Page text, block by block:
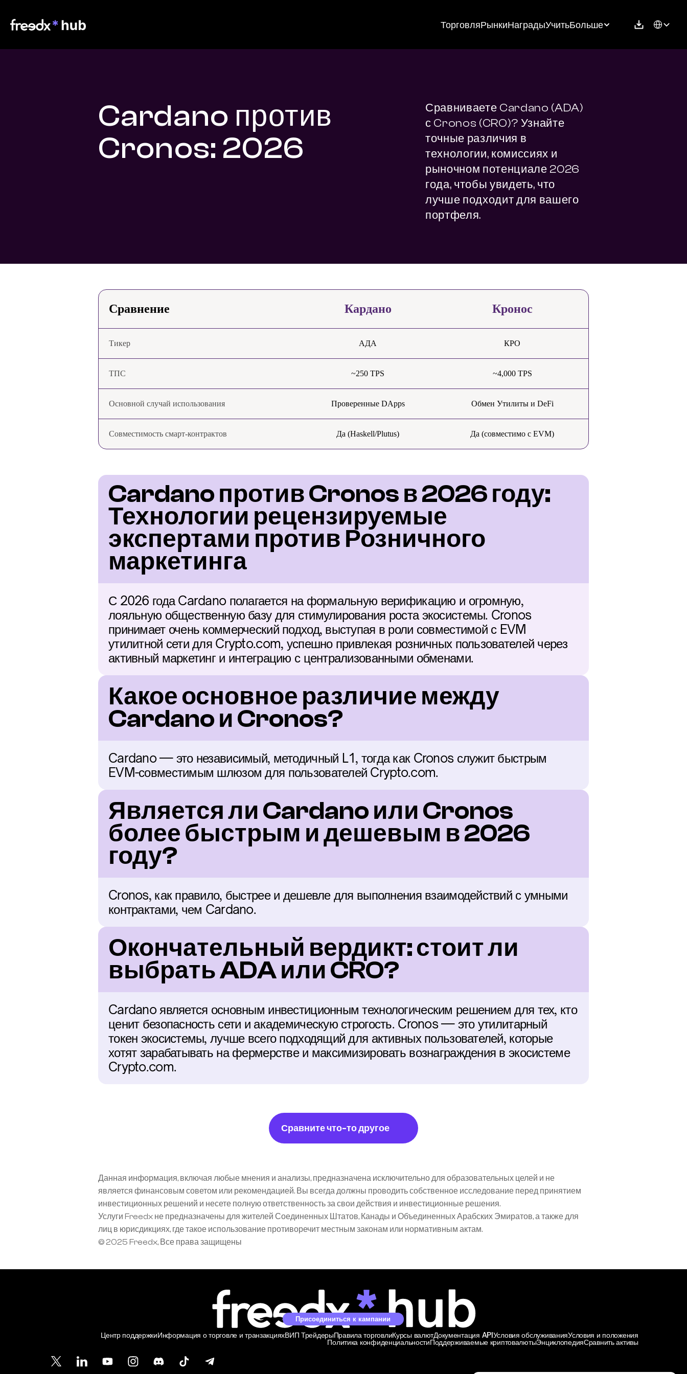
ТорговляРынкиНаградыУчитьБольше Select
Cardano против
Cronos: 2026
Сравниваете Cardano (ADA)
с Cronos (CRO)? Узнайте
точные различия в
технологии, комиссиях и
рыночном потенциале 2026
года, чтобы увидеть, что
лучше подходит для вашего
портфеля.
Сравнение Кардано Кронос
Тикер АДА КРО
ТПС ~250 TPS ~4,000 TPS
Основной случай использования Проверенные DApps Обмен Утилиты и DeFi
Совместимость смарт-контрактов Да (Haskell/Plutus) Да (совместимо с EVM)
Cardano против Cronos в 2026 году:
Технологии рецензируемые
экспертами против Розничного
маркетинга
С 2026 года Cardano полагается на формальную верификацию и огромную,
лояльную общественную базу для стимулирования роста экосистемы. Cronos
принимает очень коммерческий подход, выступая в роли совместимой с EVM
утилитной сети для Crypto.com, успешно привлекая розничных пользователей через
активный маркетинг и интеграцию с централизованными обменами.
Какое основное различие между
Cardano и Cronos?
Cardano — это независимый, методичный L1, тогда как Cronos служит быстрым
EVM-совместимым шлюзом для пользователей Crypto.com.
Является ли Cardano или Cronos
более быстрым и дешевым в 2026
году?
Cronos, как правило, быстрее и дешевле для выполнения взаимодействий с умными
контрактами, чем Cardano.
Окончательный вердикт: стоит ли
выбрать ADA или CRO?
Cardano является основным инвестиционным технологическим решением для тех, кто
ценит безопасность сети и академическую строгость. Cronos — это утилитарный
токен экосистемы, лучше всего подходящий для активных пользователей, которые
хотят зарабатывать на фермерстве и максимизировать вознаграждения в экосистеме
Crypto.com.
Сравните что-то другое
Данная информация, включая любые мнения и анализы, предназначена исключительно для образовательных целей и не
является финансовым советом или рекомендацией. Вы всегда должны проводить собственное исследование перед принятием
инвестиционных решений и несете полную ответственность за свои действия и инвестиционные решения.
Услуги Freedx не предназначены для жителей Соединенных Штатов, Канады и Объединенных Арабских Эмиратов, а также для
лиц в юрисдикциях, где такое использование противоречит местным законам или нормативным актам.
© 2025 Freedx, Все права защищены
Присоединиться к кампании
Центр поддержкиИнформация о торговле и транзакцияхВИП ТрейдерыПравила торговлиКурсы валютДокументация APIУсловия обслуживанияУсловия и положения
Политика конфиденциальностиПоддерживаемые криптовалютыЭнциклопедияСравнить активы